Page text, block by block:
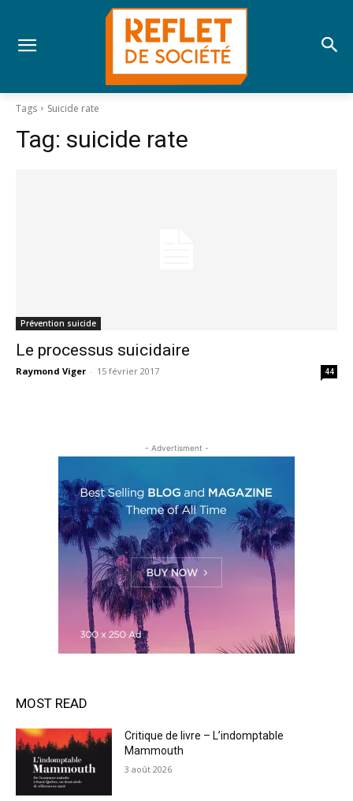
Tags Suicide rate
Tag: suicide rate
Prévention suicide
Le processus suicidaire
Raymond Viger - 15 février 2017 44
- Advertisment -
MOST READ
Critique de livre – L’indomptable
Mammouth
3 août 2026